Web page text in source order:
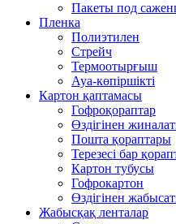
Пакеты под
Пленка
Полиэтилен
Стрейч
Термоотырғыш
Ауа-көпіршікті
Картон қаптамасы
Гофроқораптар
Өздігінен
Пошта қораптары
Терезесі бар
Картон тубусы
Гофрокартон
Өздігінен
Жабысқақ ленталар